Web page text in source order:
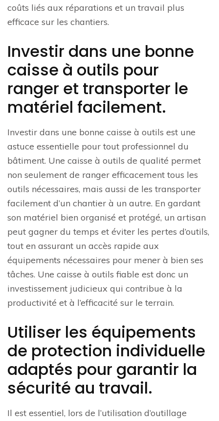
coûts liés aux réparations et un travail plus
efficace sur les chantiers.
Investir dans une bonne
caisse à outils pour
ranger et transporter le
matériel facilement.
Investir dans une bonne caisse à outils est une
astuce essentielle pour tout professionnel du
bâtiment. Une caisse à outils de qualité permet
non seulement de ranger efficacement tous les
outils nécessaires, mais aussi de les transporter
facilement d’un chantier à un autre. En gardant
son matériel bien organisé et protégé, un artisan
peut gagner du temps et éviter les pertes d’outils,
tout en assurant un accès rapide aux
équipements nécessaires pour mener à bien ses
tâches. Une caisse à outils fiable est donc un
investissement judicieux qui contribue à la
productivité et à l’efficacité sur le terrain.
Utiliser les équipements
de protection individuelle
adaptés pour garantir la
sécurité au travail.
Il est essentiel, lors de l’utilisation d’outillage